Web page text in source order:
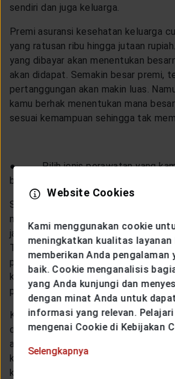
sendiri dan juga keluarga.
Premi asuransi kesehatan keluarga
yang ratusan ribu hingga jutaan
yang dibayar akan menentukan
akan didapat. Semakin besar premi,
pertanggungan akan makin luas.
kamu berhak menentukan mana
sesuai kemampuan sehingga tak
● Pilih jenis perawatan yang
butuhkan
Setiap produk asuransi kesehatan
memiliki jenis perawatan mulai dari
jalan, kesehatan gigi, kesehatan mata
Tentunya kamu dan keluarga ingin
perawatan kesehatan yang lengkap,
ketahui jika premi asuransi kesehatan
perawatan lengkap pasti jauh lebih
Kamu juga bisa memilih kelas rawat
digunakan. Pastinya semakin bagus
atau VVIP akan semakin mahal juga
karena itu, pastikan kamu memilih
kamu dan keluarga butuhkan saja
Website Cookies
Kami menggunakan cookie
meningkatkan kualitas layanan
memberikan Anda pengalaman
baik. Cookie menganalisis
yang Anda kunjungi dan
dengan minat Anda untuk
informasi yang relevan.
mengenai Cookie di Kebijakan
Selengkapnya